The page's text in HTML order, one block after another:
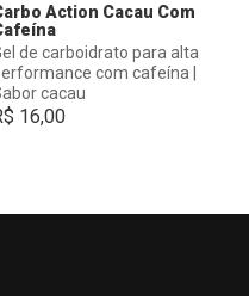
Action Cacau Com
de carboidrato para alta
com cafeína |
cacau
16,00